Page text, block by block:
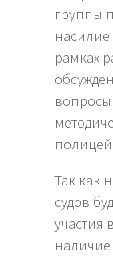
группы
насилие
рамках
Так как
судов
участия